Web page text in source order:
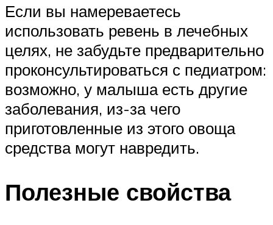
Если вы намереваетесь
использовать ревень в лечебных
целях, не забудьте предварительно
проконсультироваться с педиатром:
возможно, у малыша есть другие
заболевания, из-за чего
приготовленные из этого овоща
средства могут навредить.
Полезные свойства